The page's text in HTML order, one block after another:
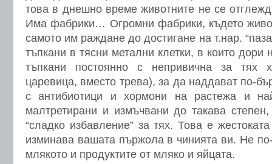
това в днешно време животните не се
Има фабрики… Огромни фабрики, където
самото им раждане до достигане на т.нар.
тъпкани в тясни метални клетки, в които дори
тъпкани постоянно с непривична за тях
царевица, вместо трева), за да наддават по-
с антибиотици и хормони на растежа и
малтретирани и измъчвани до такава
“сладко избавление” за тях. Това е
изминава вашата пържола в чинията ви. Не
млякото и продуктите от мляко и яйцата.